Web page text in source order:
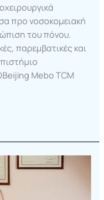
προ νοσοκομειακή
του πόνου.
παρεμβατικές και
Mebo TCM